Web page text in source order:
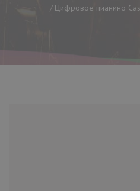
Цифровое пианино